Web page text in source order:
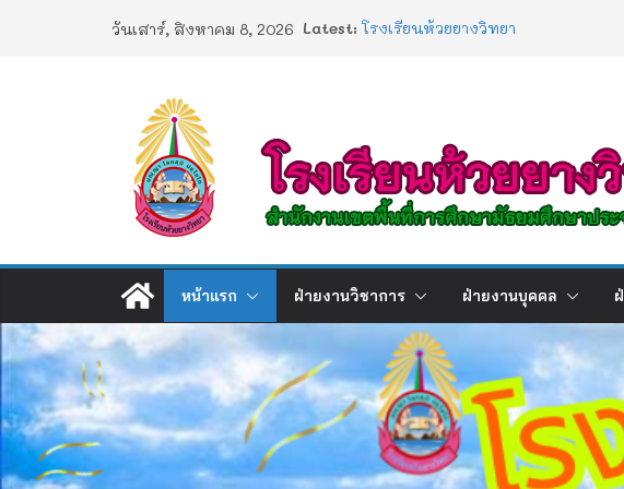
วันเสาร์, สิงหาคม 8, 2026 Latest:
การอบรมเชิงปฏิบัติการ เรื่องการใช้เ
Artificial Intelligence : AI )
ช่องทางร้องเรียน
หน้าแรก ฝ่ายงานวิชาการ ฝ่ายงานบุคคล